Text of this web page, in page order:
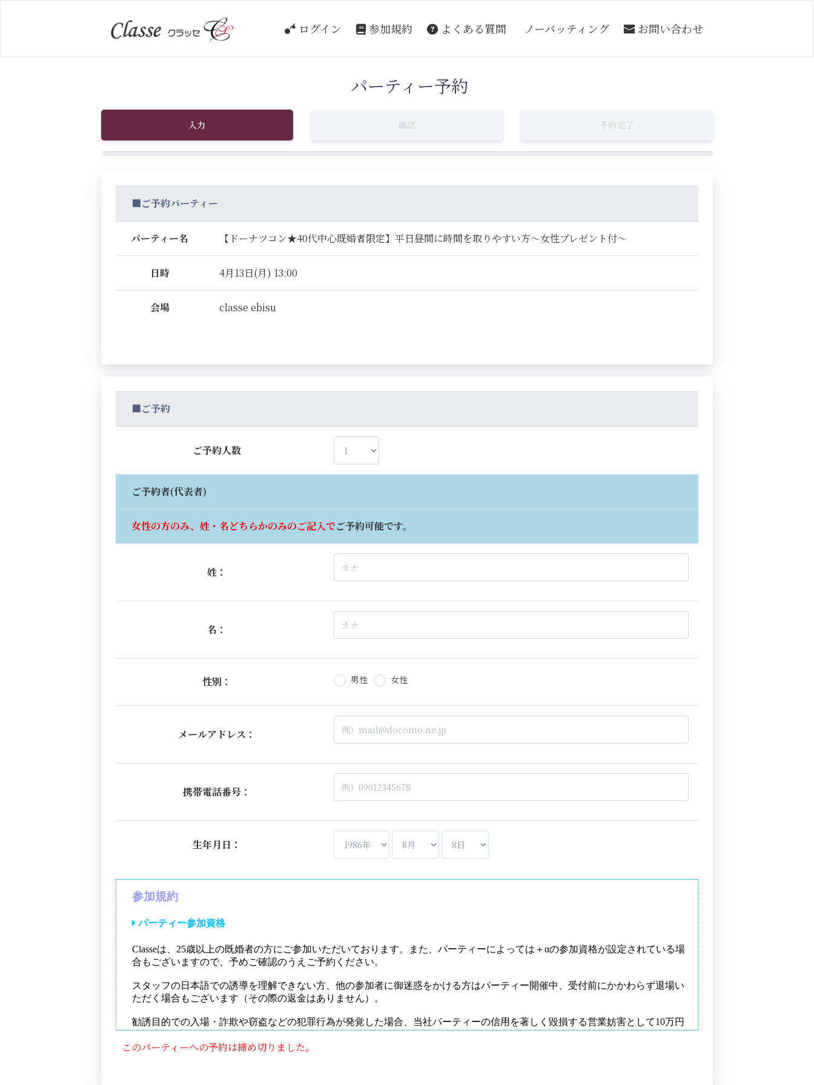
ログイン 参加規約 よくある質問 ノーバッティング お問い合わせ
パーティー予約
入力 確認 予約完了
■ご予約パーティー
パーティー名 【ドーナツコン★40代中心既婚者限定】平日昼間に時間を取りやすい方～女性プレゼント付～
日時 4月13日(月) 13:00
会場 classe ebisu
■ご予約
ご予約人数
ご予約者(代表者)
女性の方のみ、姓・名どちらかのみのご記入でご予約可能です。
姓：
名：
性別： 男性 女性
メールアドレス：
携帯電話番号：
生年月日：
このパーティーへの予約は締め切りました。